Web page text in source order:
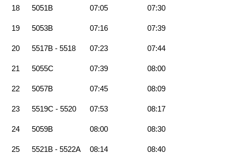
18 5051B 07:05 07:30
19 5053B 07:16 07:39
20 5517B - 5518 07:23 07:44
21 5055C 07:39 08:00
22 5057B 07:45 08:09
23 5519C - 5520 07:53 08:17
24 5059B 08:00 08:30
25 5521B - 5522A 08:14 08:40